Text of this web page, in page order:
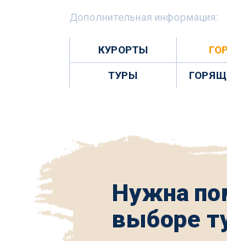
Дополнительная информация:
КУРОРТЫ
ТУРЫ
Нужна
выборе